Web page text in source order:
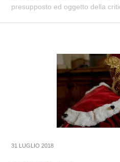
presupposto ed oggetto della
31 LUGLIO 2018